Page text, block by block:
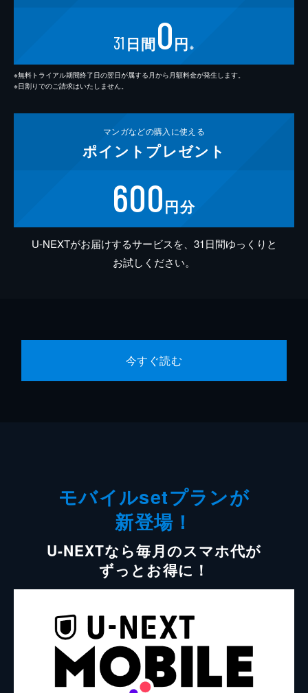
31 日間0円 ※
※無料トライアル期間終了日の翌日が属する月から月額料金が発生します。
※日割りでのご請求はいたしません。
マンガなどの購入に使える
ポイント プレゼント
600円分
U-NEXTがお届けするサービスを、31日間ゆっくりと
お試しください。
今すぐ読む
モバイルsetプランが
新登場！
U-NEXTなら毎月のスマホ代が
ずっとお得に！